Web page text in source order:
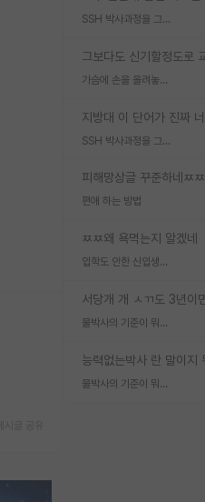
SSH 박사과정을 그만두고 지방대 박사로 옮기면 교수의 꿈은 끝일까요?
가슴에 손을 올려놓고 싫어하는 사람 불공정하게 리뷰
SSH 박사과정을 그만두고 지방대 박사로 옮기면 교수의 꿈은 끝일까요?
피해망상글 꾸준하네ㅉㅉ
편애 하는 방법
ㅉㅉ왜 욕먹는지 알겠네
입학도 안한 신입생이 원래 관심을 받나요
물박사의 기준이 뭐임?
물박사의 기준이 뭐임?